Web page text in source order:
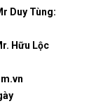
Duy Tùng:
Hữu Lộc